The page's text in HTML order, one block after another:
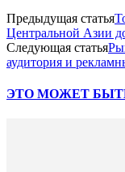
Предыдущая статья
Центральной Азии
Следующая статья
аудитория и
ЭТО МОЖЕТ